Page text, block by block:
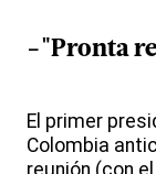
-"Pronta
El primer
Colombia
reunión (con el